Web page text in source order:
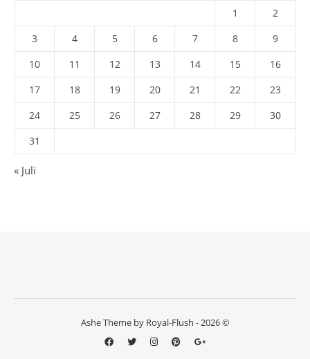
1
2
3
4 5 6 7 8
9
10
11 12 13 14 15
16
17
18 19 20 21 22
23
24
25 26 27 28 29
30
31
« Juli
Ashe Theme by Royal-Flush - 2026 ©